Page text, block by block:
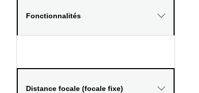
Fonctionnalités
Distance focale (focale fixe)